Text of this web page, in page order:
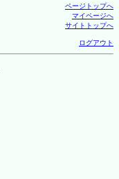
ページトップへ
マイページへ
サイトトップへ
ログアウト